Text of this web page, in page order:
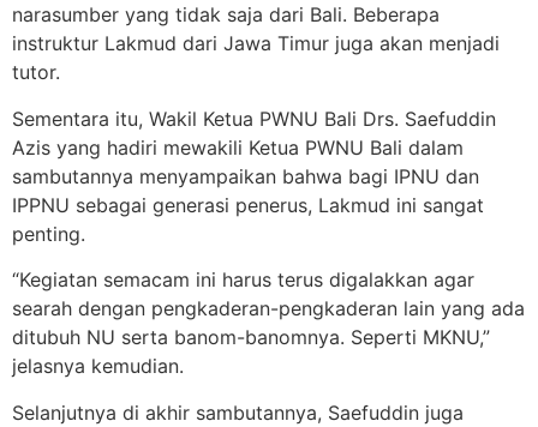
narasumber yang tidak saja dari Bali. Beberapa
instruktur Lakmud dari Jawa Timur juga akan menjadi
tutor.
Sementara itu, Wakil Ketua PWNU Bali Drs. Saefuddin
Azis yang hadiri mewakili Ketua PWNU Bali dalam
sambutannya menyampaikan bahwa bagi IPNU dan
IPPNU sebagai generasi penerus, Lakmud ini sangat
penting.
“Kegiatan semacam ini harus terus digalakkan agar
searah dengan pengkaderan-pengkaderan lain yang ada
ditubuh NU serta banom-banomnya. Seperti MKNU,”
jelasnya kemudian.
Selanjutnya di akhir sambutannya, Saefuddin juga